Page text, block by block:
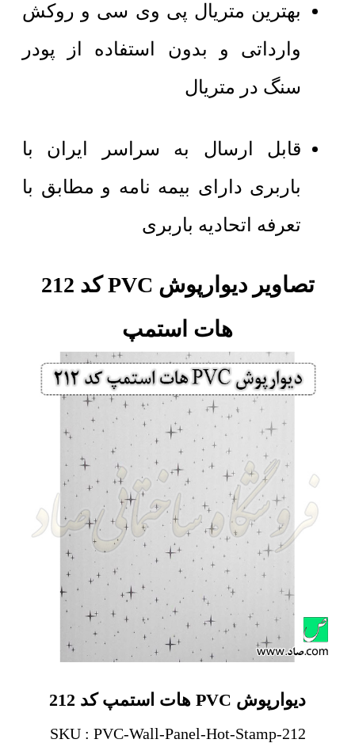
بهترین متریال پی وی سی و روکش
وارداتی و بدون استفاده از پودر
سنگ در متریال
قابل ارسال به سراسر ایران با
باربری دارای بیمه نامه و مطابق با
تعرفه اتحادیه باربری
تصاویر دیوارپوش PVC کد 212
هات استمپ
دیوارپوش PVC هات استمپ کد 212
SKU : PVC-Wall-Panel-Hot-Stamp-212